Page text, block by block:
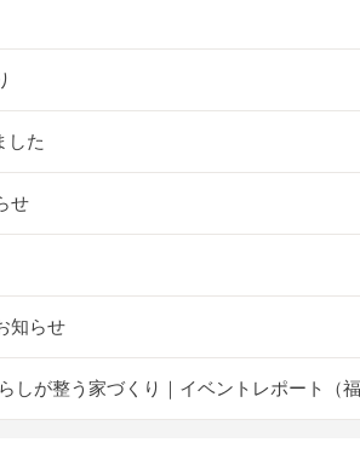
した
せ
知らせ
しが整う家づくり｜イベントレポート（